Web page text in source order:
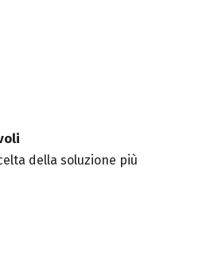
della soluzione più